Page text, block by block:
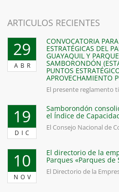
ARTICULOS RECIENTES
29
ABR
CONVOCATORIA
ESTRATÉGICAS DEL
GUAYAQUIL Y
SAMBORONDÓN
PUNTOS
APROVECHAMIENTO
El presente reglamento
19
DIC
Samborondón
el Índice de
El Consejo Nacional de
10
NOV
El directorio de la
Parques «Parques de
El Directorio de la